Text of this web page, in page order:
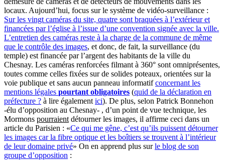
locaux. Aujourd’hui, focus sur le système de vidéo-surveillance :
Sur les vingt caméras du site, quatre sont braquées à l’extérieur et
financées par l’église à l’issue d’une convention signée avec la ville.
L’entretien des caméras reste à la charge de la commune de même
que le contrôle des images, et donc, de fait, la surveillance (du
temple) est financée par l’argent des habitants de la ville du
Chesnay. Les caméras renforcées filmant à 360° sont omniprésentes,
toutes comme celles fixées sur de solides poteaux, orientées sur la
voie publique et sans aucun panneau informatifconcernant les
mentions légales pourtant obligatoires (quid de la déclaration en
préfecture ? à lire également ici). De plus, selon Patrick Bonnehon
-élu d’opposition au Chesnay- , d’un point de vue technique, les
Mormons pourraient détourner les images, il affirme ceci dans un
article du Parisien : «Ce qui me gêne, c’est qu’ils puissent détourner
les images car la fibre optique et les boîtiers se trouvent à l’intérieur
de leur domaine privé» On en apprend plus surle blog de son
groupe d’opposition :